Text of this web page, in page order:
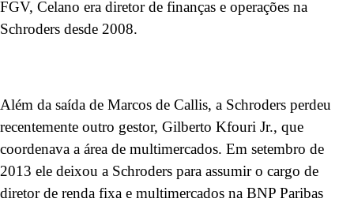
FGV, Celano era diretor de finanças e operações na
Schroders desde 2008.
Além da saída de Marcos de Callis, a Schroders perdeu
recentemente outro gestor, Gilberto Kfouri Jr., que
coordenava a área de multimercados. Em setembro de
2013 ele deixou a Schroders para assumir o cargo de
diretor de renda fixa e multimercados na BNP Paribas